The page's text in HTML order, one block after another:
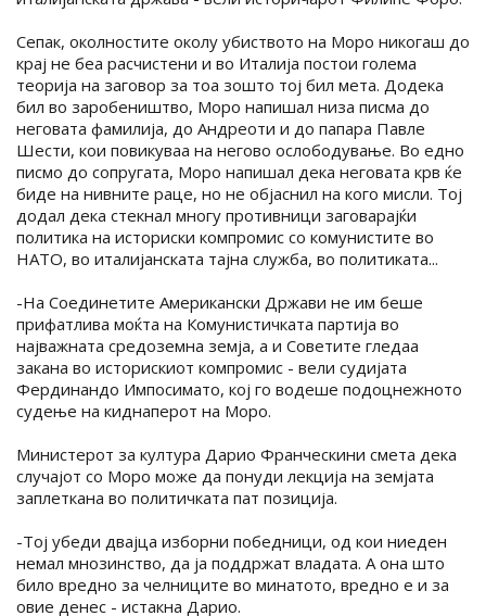
Сепак, околностите околу убиството на Моро никогаш до
крај не беа расчистени и во Италија постои голема
теорија на заговор за тоа зошто тој бил мета. Додека
бил во заробеништво, Моро напишал низа писма до
неговата фамилија, до Андреоти и до папара Павле
Шести, кои повикуваа на негово ослободување. Во едно
писмо до сопругата, Моро напишал дека неговата крв ќе
биде на нивните раце, но не објаснил на кого мисли. Тој
додал дека стекнал многу противници заговарајќи
политика на историски компромис со комунистите во
НАТО, во италијанската тајна служба, во политиката...
-На Соединетите Американски Држави не им беше
прифатлива моќта на Комунистичката партија во
најважната средоземна земја, а и Советите гледаа
закана во историскиот компромис - вели судијата
Фердинандо Импосимато, кој го водеше подоцнежното
судење на киднаперот на Моро.
Министерот за култура Дарио Франческини смета дека
случајот со Моро може да понуди лекција на земјата
заплеткана во политичката пат позиција.
-Тој убеди двајца изборни победници, од кои ниеден
немал мнозинство, да ја поддржат владата. А она што
било вредно за челниците во минатото, вредно е и за
овие денес - истакна Дарио.